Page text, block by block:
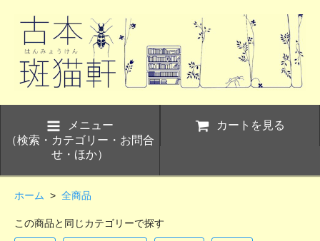
メニュー
（検索・カテゴリー・お問合
せ・ほか）
カートを見る
ホーム > 全商品
この商品と同じカテゴリーで探す